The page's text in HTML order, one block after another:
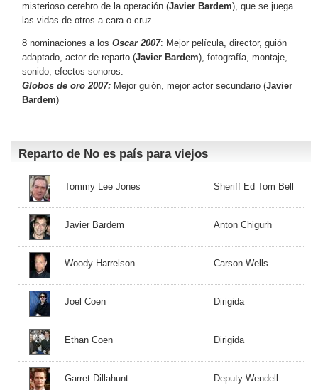
misterioso cerebro de la operación (Javier Bardem), que se juega
las vidas de otros a cara o cruz.
8 nominaciones a los Oscar 2007: Mejor película, director, guión
adaptado, actor de reparto (Javier Bardem), fotografía, montaje,
sonido, efectos sonoros.
Globos de oro 2007: Mejor guión, mejor actor secundario (Javier
Bardem)
Reparto de No es país para viejos
Tommy Lee Jones Sheriff Ed Tom Bell
Javier Bardem Anton Chigurh
Woody Harrelson Carson Wells
Joel Coen Dirigida
Ethan Coen Dirigida
Garret Dillahunt Deputy Wendell